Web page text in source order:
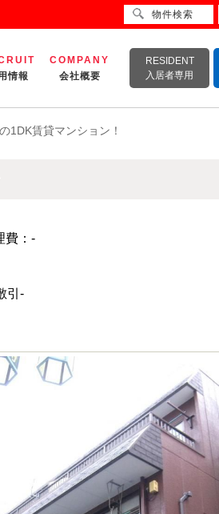
情報
COMPANY
会社概要
RESIDENT
入居者専用
1DK賃貸マンション！
費：-
引-
物件検索